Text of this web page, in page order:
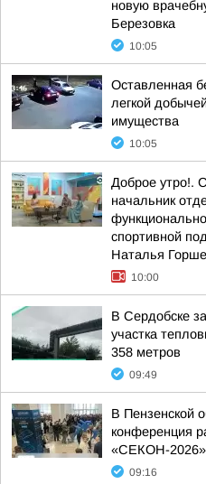
новую
Березовка
10:05
Оставленная
легкой
имущества
10:05
Доброе утро!.
начальник
спортивной
Наталья
10:00
В Сердобске
участка
358 метров
09:49
В Пензенской
конференция
«СЕКОН-2026»
09:16